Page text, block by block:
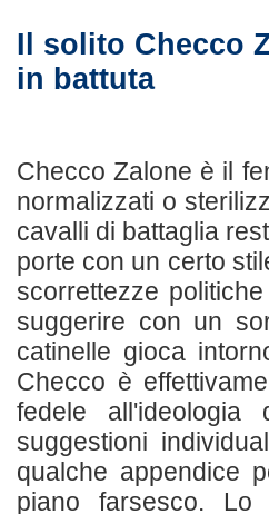
Il solito Checco
in battuta
Checco Zalone è il
normalizzati o
cavalli di battaglia
porte con un certo
scorrettezze
suggerire con un
catinelle gioca
Checco è
fedele
suggestioni
qualche appendice
piano farsesco.